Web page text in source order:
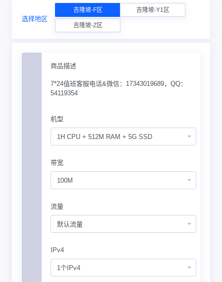
选择地区
吉隆坡-F区 吉隆坡-Y1区
吉隆坡-Z区
商品描述
7*24值班客服电话&微信：17343019689，QQ：
54119354
机型
1H CPU + 512M RAM + 5G SSD
带宽
100M
流量
默认流量
IPv4
1个IPv4